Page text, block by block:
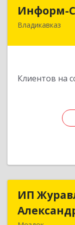
Информ-
Владикавказ
Клиентов на
ИП